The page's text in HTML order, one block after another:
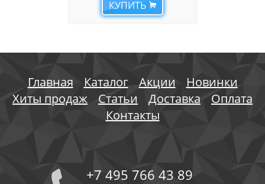
КУПИТЬ
Главная Каталог Акции
Новинки
Хиты продаж
Статьи Доставка
Оплата
Контакты
+7 495 766 43 89